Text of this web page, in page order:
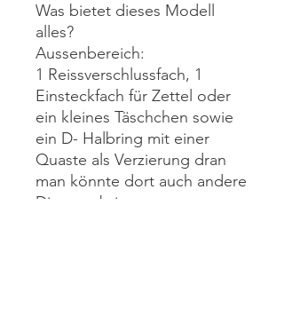
Was bietet dieses Modell
alles?
Aussenbereich:
1 Reissverschlussfach, 1
Einsteckfach für Zettel oder
ein kleines Täschchen sowie
ein D- Halbring mit einer
Quaste als Verzierung dran
man könnte dort auch andere
Dinge anbringen.